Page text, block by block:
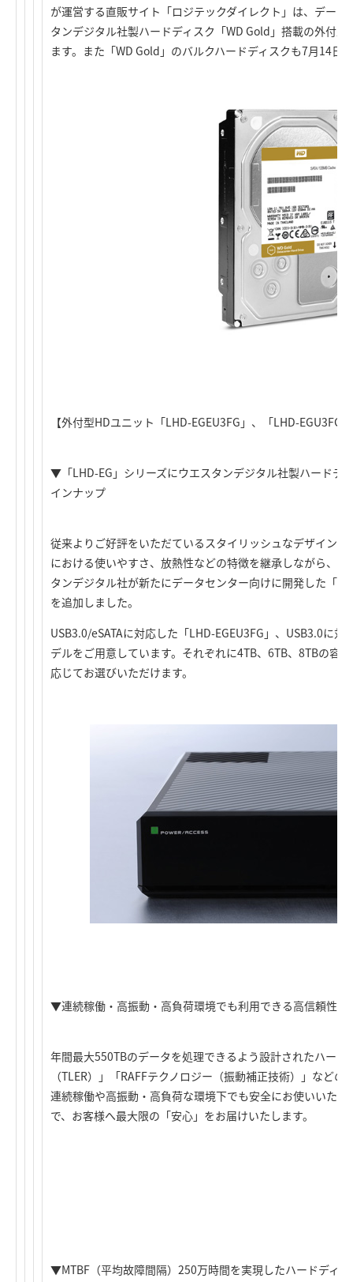
が運営する直販サイト「ロジテックダイレクト」は、デー
タンデジタル社製ハードディスク「WD Gold」搭載の外付
ます。また「WD Gold」のバルクハードディスクも7月14日
【外付型HDユニット「LHD-EGEU3FG」、「LHD-EGU3FG
▼「LHD-EG」シリーズにウエスタンデジタル社製ハードデ
インナップ
従来よりご好評をいただているスタイリッシュなデザイン
における使いやすさ、放熱性などの特徴を継承しながら、
タンデジタル社が新たにデータセンター向けに開発した「
を追加しました。
USB3.0/eSATAに対応した「LHD-EGEU3FG」、USB3.0に
デルをご用意しています。それぞれに4TB、6TB、8TBの容
応じてお選びいただけます。
▼連続稼働・高振動・高負荷環境でも利用できる高信頼性
年間最大550TBのデータを処理できるよう設計されたハー
（TLER）」「RAFFテクノロジー（振動補正技術）」など
連続稼働や高振動・高負荷な環境下でも安全にお使いいた
で、お客様へ最大限の「安心」をお届けいたします。
▼MTBF（平均故障間隔）250万時間を実現したハードディ